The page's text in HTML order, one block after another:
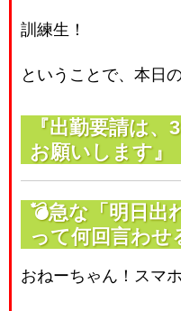
訓練生！
ということで、本日
『出勤要請は
お願いします』
💣急な「明日出
って何回言わせ
おねーちゃん！スマ